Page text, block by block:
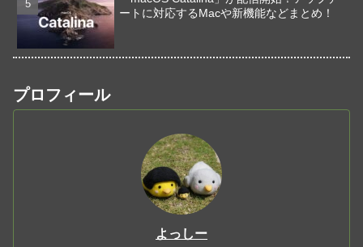
ートに対応するMacや新機能などまとめ！
プロフィール
よっしー